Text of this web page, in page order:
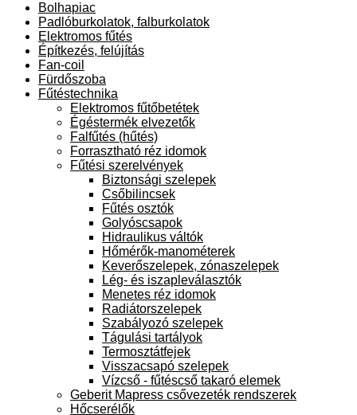
Bolhapiac
Padlóburkolatok, falburkolatok
Elektromos fűtés
Építkezés, felújítás
Fan-coil
Fürdőszoba
Fűtéstechnika
Elektromos fűtőbetétek
Égéstermék elvezetők
Falfűtés (hűtés)
Forrasztható réz idomok
Fűtési szerelvények
Biztonsági szelepek
Csőbilincsek
Fűtés osztók
Golyóscsapok
Hidraulikus váltók
Hőmérők-manométerek
Keverőszelepek, zónaszelepek
Lég- és iszapleválasztók
Menetes réz idomok
Radiátorszelepek
Szabályozó szelepek
Tágulási tartályok
Termosztátfejek
Visszacsapó szelepek
Vízcső - fűtéscső takaró elemek
Geberit Mapress csővezeték rendszerek
Hőcserélők